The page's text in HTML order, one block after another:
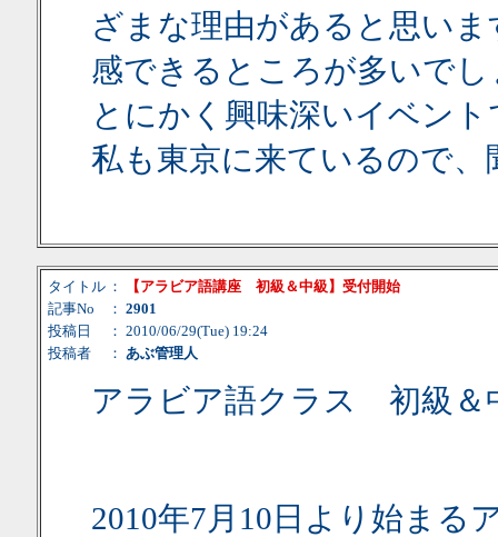
ざまな理由があると思い
感できるところが多いでし
とにかく興味深いイベン
私も東京に来ているので
タイトル ：
【アラビア語講座 初級＆中級】受付開始
記事No
： 2901
投稿日
： 2010/06/29(Tue) 19:24
投稿者
： あぶ管理人
アラビア語クラス 初級＆
2010年7月10日より始まる